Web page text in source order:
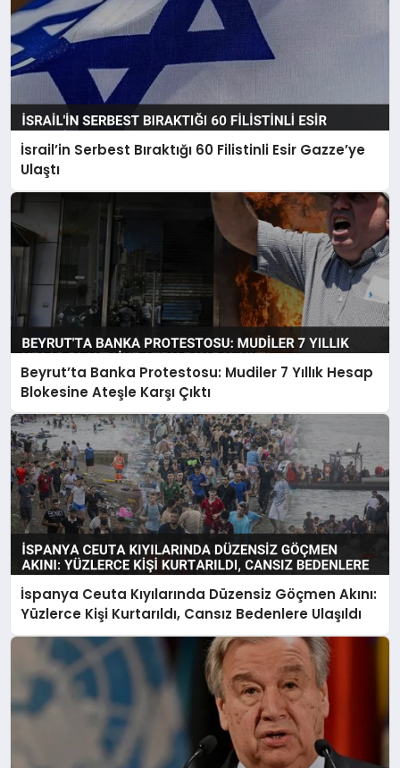
İsrail’in Serbest Bıraktığı 60 Filistinli Esir Gazze’ye
Ulaştı
Beyrut’ta Banka Protestosu: Mudiler 7 Yıllık Hesap
Blokesine Ateşle Karşı Çıktı
İspanya Ceuta Kıyılarında Düzensiz Göçmen Akını:
Yüzlerce Kişi Kurtarıldı, Cansız Bedenlere Ulaşıldı